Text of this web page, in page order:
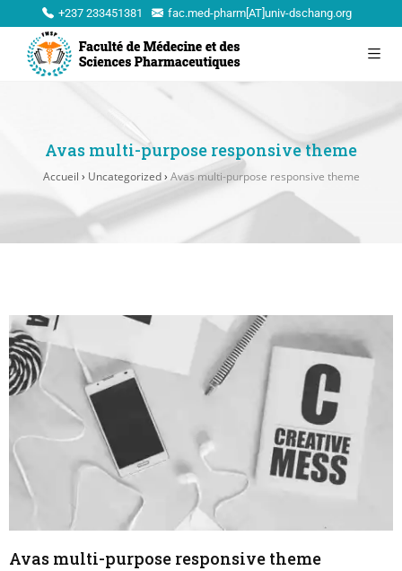
+237 233451381 fac.med-pharm[AT]univ-dschang.org
Avas multi-purpose responsive theme
Accueil › Uncategorized› Avas multi-purpose responsive theme
Avas multi-purpose responsive theme